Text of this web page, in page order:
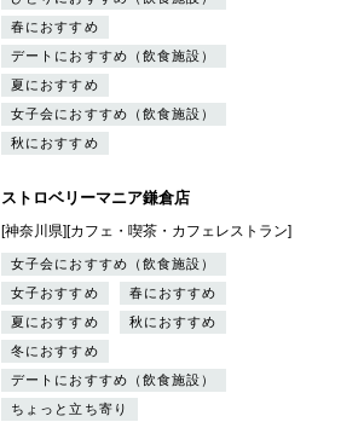
春におすすめ
デートにおすすめ（飲食施設）
夏におすすめ
女子会におすすめ（飲食施設）
秋におすすめ
ストロベリーマニア鎌倉店
[神奈川県][カフェ・喫茶・カフェレストラン]
女子会におすすめ（飲食施設）
女子おすすめ
春におすすめ
夏におすすめ
秋におすすめ
冬におすすめ
デートにおすすめ（飲食施設）
ちょっと立ち寄り